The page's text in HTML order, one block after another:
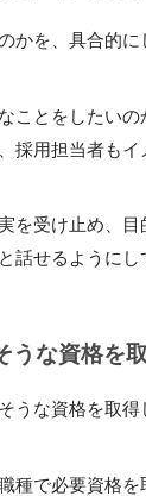
かを、具合的に
ことをしたいの
採用担当者もイ
を受け止め、
話せるようにし
うな資格を
うな資格を取
種で必要資格